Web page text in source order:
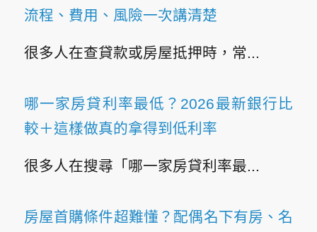
流程、費用、風險一次講清楚
很多人在查貸款或房屋抵押時，常...
哪一家房貸利率最低？2026最新銀行比
較＋這樣做真的拿得到低利率
很多人在搜尋「哪一家房貸利率最...
房屋首購條件超難懂？配偶名下有房、名